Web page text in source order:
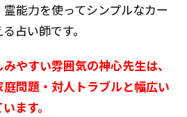
能力を使ってシンプルなカー
占い師です。
やすい雰囲気の神心先生は、
問題・対人トラブルと幅広い
ます。